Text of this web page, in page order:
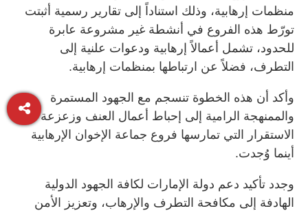
منظمات إرهابية، وذلك استناداً إلى تقارير رسمية أثبتت
تورّط هذه الفروع في أنشطة غير مشروعة عابرة
للحدود، تشمل أعمالاً إرهابية ودعوات علنية إلى
التطرف، فضلاً عن ارتباطها بمنظمات إرهابية.
وأكد أن هذه الخطوة تنسجم مع الجهود المستمرة
والممنهجة الرامية إلى إحباط أعمال العنف وزعزعة
الاستقرار التي تمارسها فروع جماعة الإخوان الإرهابية
أينما وُجدت.
وجدد تأكيد دعم دولة الإمارات لكافة الجهود الدولية
الهادفة إلى مكافحة التطرف والإرهاب، وتعزيز الأمن